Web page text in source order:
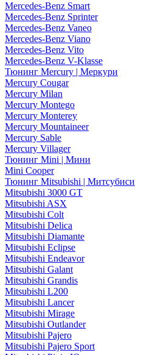
Mercedes-Benz Smart
Mercedes-Benz Sprinter
Mercedes-Benz Vaneo
Mercedes-Benz Viano
Mercedes-Benz Vito
Mercedes-Benz V-Klasse
Тюнинг Mercury | Меркури
Mercury Cougar
Mercury Milan
Mercury Montego
Mercury Monterey
Mercury Mountaineer
Mercury Sable
Mercury Villager
Тюнинг Mini | Мини
Mini Cooper
Тюнинг Mitsubishi | Митсубиси
Mitsubishi 3000 GT
Mitsubishi ASX
Mitsubishi Colt
Mitsubishi Delica
Mitsubishi Diamante
Mitsubishi Eclipse
Mitsubishi Endeavor
Mitsubishi Galant
Mitsubishi Grandis
Mitsubishi L200
Mitsubishi Lancer
Mitsubishi Mirage
Mitsubishi Outlander
Mitsubishi Pajero
Mitsubishi Pajero Sport